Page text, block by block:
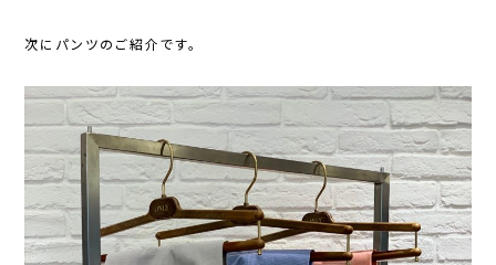
次にパンツのご紹介です。